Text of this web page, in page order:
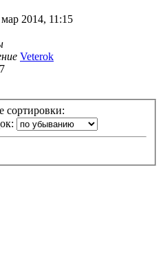
мар 2014, 11:15
Veterok
сортировки: